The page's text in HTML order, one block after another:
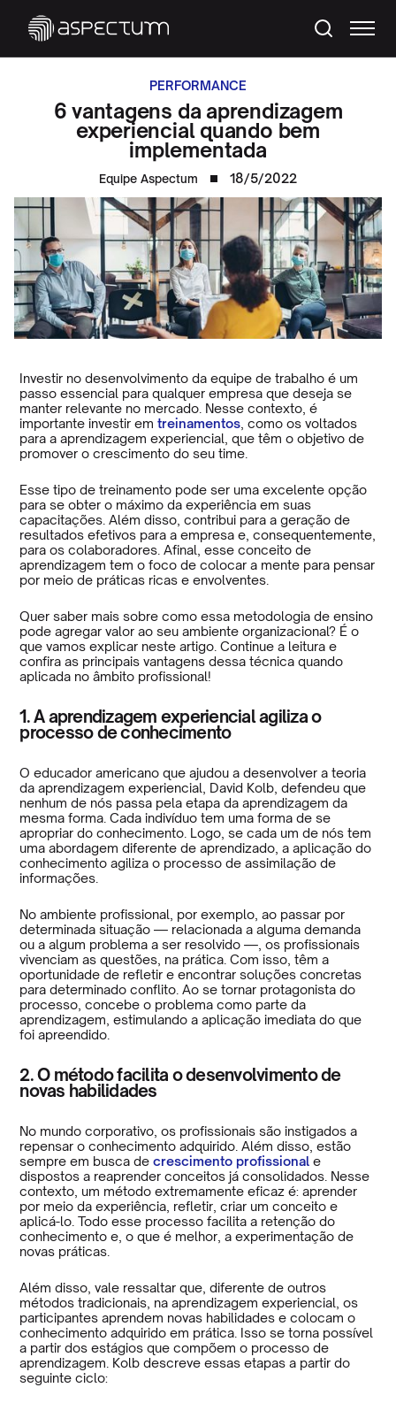
PERFORMANCE
6 vantagens da aprendizagem
experiencial quando bem
implementada
Equipe Aspectum 18/5/2022
Investir no desenvolvimento da equipe de trabalho é um
passo essencial para qualquer empresa que deseja se
manter relevante no mercado. Nesse contexto, é
importante investir em treinamentos , como os voltados
para a aprendizagem experiencial, que têm o objetivo de
promover o crescimento do seu time.
Esse tipo de treinamento pode ser uma excelente opção
para se obter o máximo da experiência em suas
capacitações. Além disso, contribui para a geração de
resultados efetivos para a empresa e, consequentemente,
para os colaboradores. Afinal, esse conceito de
aprendizagem tem o foco de colocar a mente para pensar
por meio de práticas ricas e envolventes.
Quer saber mais sobre como essa metodologia de ensino
pode agregar valor ao seu ambiente organizacional? É o
que vamos explicar neste artigo. Continue a leitura e
confira as principais vantagens dessa técnica quando
aplicada no âmbito profissional!
1. A aprendizagem experiencial agiliza o
processo de conhecimento
O educador americano que ajudou a desenvolver a teoria
da aprendizagem experiencial, David Kolb, defendeu que
nenhum de nós passa pela etapa da aprendizagem da
mesma forma. Cada indivíduo tem uma forma de se
apropriar do conhecimento. Logo, se cada um de nós tem
uma abordagem diferente de aprendizado, a aplicação do
conhecimento agiliza o processo de assimilação de
informações.
No ambiente profissional, por exemplo, ao passar por
determinada situação — relacionada a alguma demanda
ou a algum problema a ser resolvido —, os profissionais
vivenciam as questões, na prática. Com isso, têm a
oportunidade de refletir e encontrar soluções concretas
para determinado conflito. Ao se tornar protagonista do
processo, concebe o problema como parte da
aprendizagem, estimulando a aplicação imediata do que
foi apreendido.
2. O método facilita o desenvolvimento de
novas habilidades
No mundo corporativo, os profissionais são instigados a
repensar o conhecimento adquirido. Além disso, estão
sempre em busca de crescimento profissional e
dispostos a reaprender conceitos já consolidados. Nesse
contexto, um método extremamente eficaz é: aprender
por meio da experiência, refletir, criar um conceito e
aplicá-lo. Todo esse processo facilita a retenção do
conhecimento e, o que é melhor, a experimentação de
novas práticas.
Além disso, vale ressaltar que, diferente de outros
métodos tradicionais, na aprendizagem experiencial, os
participantes aprendem novas habilidades e colocam o
conhecimento adquirido em prática. Isso se torna possível
a partir dos estágios que compõem o processo de
aprendizagem. Kolb descreve essas etapas a partir do
seguinte ciclo: